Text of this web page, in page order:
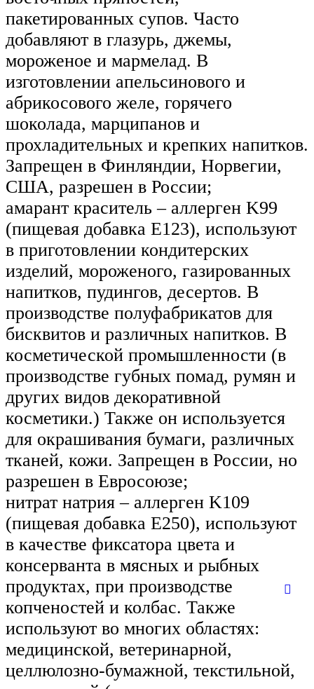
пакетированных супов. Часто
добавляют в глазурь, джемы,
мороженое и мармелад. В
изготовлении апельсинового и
абрикосового желе, горячего
шоколада, марципанов и
прохладительных и крепких напитков.
Запрещен в Финляндии, Норвегии,
США, разрешен в России;
амарант краситель – аллерген K99
(пищевая добавка Е123), используют
в приготовлении кондитерских
изделий, мороженого, газированных
напитков, пудингов, десертов. В
производстве полуфабрикатов для
бисквитов и различных напитков. В
косметической промышленности (в
производстве губных помад, румян и
других видов декоративной
косметики.) Также он используется
для окрашивания бумаги, различных
тканей, кожи. Запрещен в России, но
разрешен в Евросоюзе;
нитрат натрия – аллерген K109
(пищевая добавка Е250), используют
в качестве фиксатора цвета и
консерванта в мясных и рыбных
продуктах, при производстве
копченостей и колбас. Также
используют во многих областях:
медицинской, ветеринарной,
целлюлозно-бумажной, текстильной,